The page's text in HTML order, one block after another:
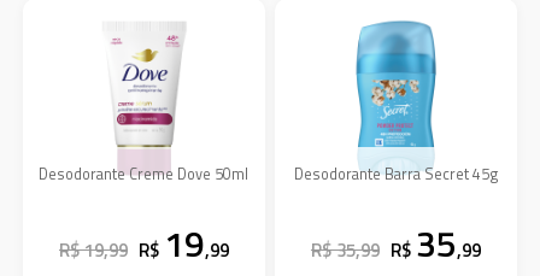
Desodorante Creme Dove 50ml
R$ 19,99 R$ 19,99
Desodorante Barra Secret 45g
R$ 35,99 R$ 35,99